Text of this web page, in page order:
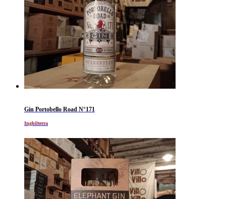
Gin Portobello Road N°171
Inghilterra